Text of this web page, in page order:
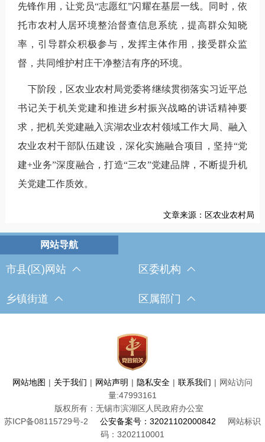
先锋作用，让党员“志愿红”闪耀在基层一线。同时，依
托市农村人居环境整治督查信息系统，提高群众知晓
率，引导群众积极参与， 发挥主体作用，接受群众监
督，共同维护村庄干净整洁有序的环境。
下阶段，区农业农村局党委将继续贯彻落实习近平总
书记关于机关党建和推进乡村振兴战略的讲话精神要
求，把机关党建融入滨湖农业农村领域工作大局、融入
农业农村干部队伍建设，深化实施融合项目，坚持“党
建+业务”深度融合，打造“三农”党建品牌，不断提升机
关党建工作质效。
文章来源：区农业农村局
市县(区)网站 区委机构
乡镇街道 区属部门
网站地图 | 关于我们 | 网站声明 | 隐私安全 | 联系我们 | 网站访问
量:47993161
版权所有：无锡市滨湖区人民政府办公室
苏ICP备08115729号-2
公安备案号：32021102000842
网站标识
码：3202110001